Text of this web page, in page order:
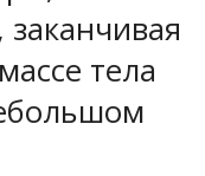
заканчивая
тела